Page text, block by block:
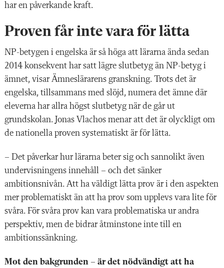
har en påverkande kraft.
Proven får inte vara för lätta
NP-betygen i engelska är så höga att lärarna ända sedan
2014 konsekvent har satt lägre slutbetyg än NP-betyg i
ämnet, visar Ämneslärarens granskning. Trots det är
engelska, tillsammans med slöjd, numera det ämne där
eleverna har allra högst slutbetyg när de går ut
grundskolan. Jonas Vlachos menar att det är olyckligt om
de nationella proven systematiskt är för lätta.
– Det påverkar hur lärarna beter sig och sannolikt även
undervisningens innehåll – och det sänker
ambitionsnivån. Att ha väldigt lätta prov är i den aspekten
mer problematiskt än att ha prov som upplevs vara lite för
svåra. För svåra prov kan vara problematiska ur andra
perspektiv, men de bidrar åtminstone inte till en
ambitionssänkning.
Mot den bakgrunden – är det nödvändigt att ha